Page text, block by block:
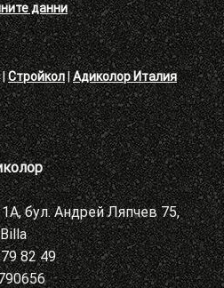
данни
|Стройкол|Адиколор Италия
бул. Андрей Ляпчев 75,
82 49